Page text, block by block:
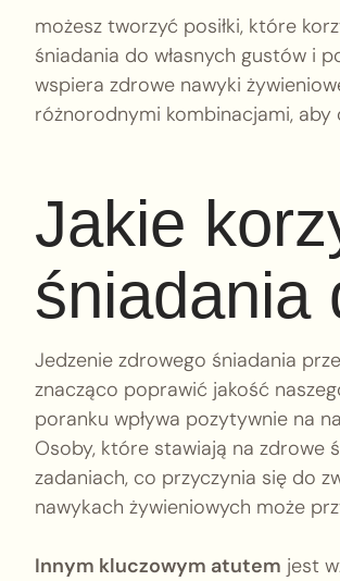
możesz tworzyć posiłki, które
śniadania do własnych gustów i
wspiera zdrowe nawyki
różnorodnymi kombinacjami,
Jakie
śniadania
Jedzenie zdrowego śniadania
znacząco poprawić jakość
poranku wpływa pozytywnie na
Osoby, które stawiają na zdrowe
zadaniach, co przyczynia się do
nawykach żywieniowych może
Innym kluczowym atutem jest